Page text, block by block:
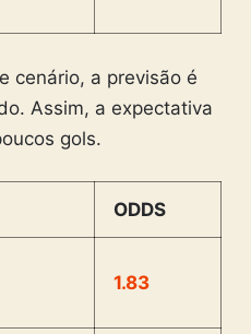
cenário, a previsão é
Assim, a expectativa
gols.
ODDS
1.83